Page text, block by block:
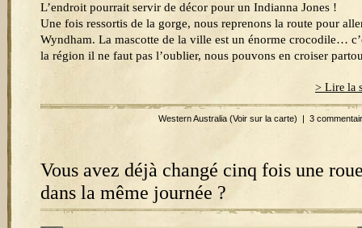
L’endroit pourrait servir de décor pour un Indianna Jones !
Une fois ressortis de la gorge, nous reprenons la route pour
Wyndham. La mascotte de la ville est un énorme crocodile…
la région il ne faut pas l’oublier, nous pouvons en croiser
> Lire la
Western Australia (Voir sur la carte) | 3
Vous avez déjà changé cinq fois une
dans la même journée ?